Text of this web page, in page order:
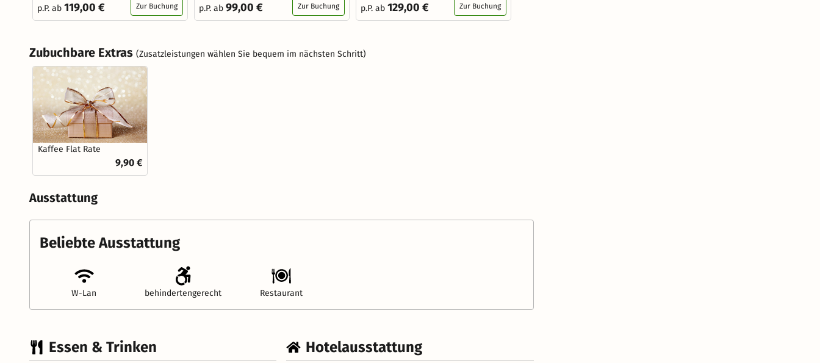
p.P. ab 119,00 € Zur Buchung p.P. ab 99,00 € Zur Buchung p.P. ab 129,00 € Zur Buchung
Zubuchbare Extras (Zusatzleistungen wählen Sie bequem im nächsten Schritt)
Kaffee Flat Rate
9,90 €
Ausstattung
Beliebte Ausstattung
W-Lan behindertengerecht Restaurant
Essen & Trinken Hotelausstattung